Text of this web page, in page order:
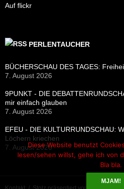
Auf flickr
PERLENTAUCHER
BÜCHERSCHAU DES TAGES:
7. August 2026
9PUNKT - DIE
mir einfach glauben
7. August 2026
EFEU - DIE KULTURRUNDSCHAU:
Löchern kriechen
7. August 2026Diese Website benutzt
lesen/sehen willst, gehe ich von
Bla bla.
MJAM!